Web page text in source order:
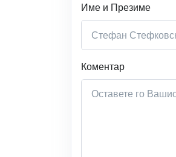
Име и Презиме
Коментар